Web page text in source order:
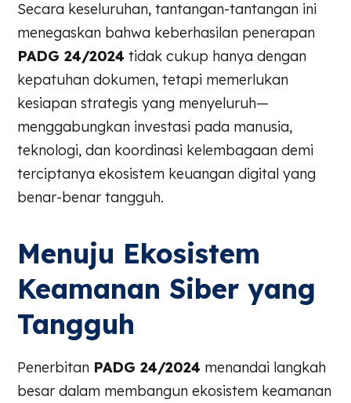
Secara keseluruhan, tantangan-tantangan ini
menegaskan bahwa keberhasilan penerapan
PADG 24/2024 tidak cukup hanya dengan
kepatuhan dokumen, tetapi memerlukan
kesiapan strategis yang menyeluruh—
menggabungkan investasi pada manusia,
teknologi, dan koordinasi kelembagaan demi
terciptanya ekosistem keuangan digital yang
benar-benar tangguh.
Menuju Ekosistem
Keamanan Siber yang
Tangguh
Penerbitan PADG 24/2024 menandai langkah
besar dalam membangun ekosistem keamanan